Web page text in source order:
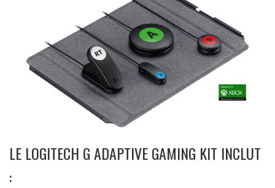
LE LOGITECH G ADAPTIVE GAMING KIT INCLUT
: